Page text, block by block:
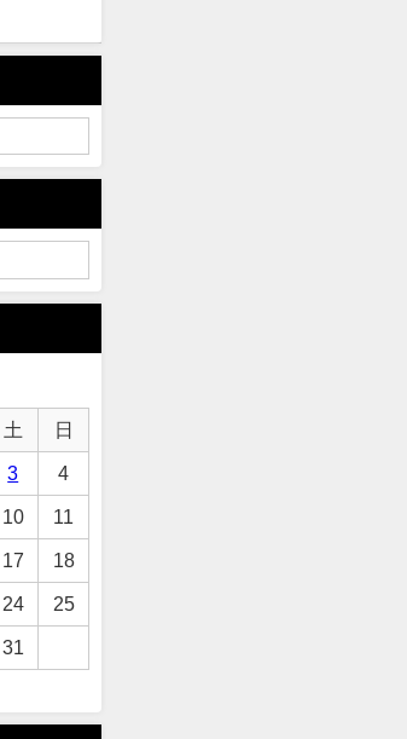
土 日
3 4
10 11
17 18
24 25
31